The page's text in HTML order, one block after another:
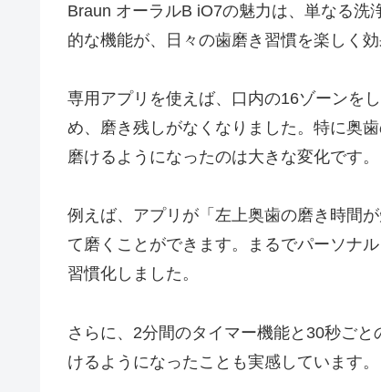
Braun オーラルB iO7の魅力は、単なる洗
的な機能が、日々の歯磨き習慣を楽しく
専用アプリを使えば、口内の16ゾーンを
め、磨き残しがなくなりました。特に奥
磨けるようになったのは大きな変化です。
例えば、アプリが「左上奥歯の磨き時間
て磨くことができます。まるでパーソナ
習慣化しました。
さらに、2分間のタイマー機能と30秒ご
けるようになったことも実感しています。